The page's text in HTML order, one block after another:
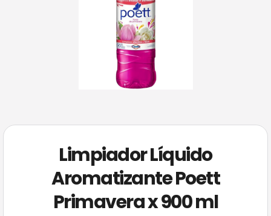
Limpiador Líquido
Aromatizante Poett
Primavera x 900 ml